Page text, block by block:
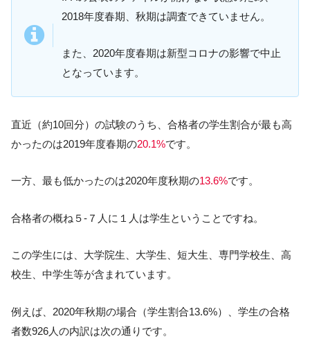
2018年度春期、秋期は調査できていません。
また、2020年度春期は新型コロナの影響で中止
となっています。
直近（約10回分）の試験のうち、合格者の学生割合が最も高
かったのは2019年度春期の20.1%です。
一方、最も低かったのは2020年度秋期の13.6%です。
合格者の概ね５-７人に１人は学生ということですね。
この学生には、大学院生、大学生、短大生、専門学校生、高
校生、中学生等が含まれています。
例えば、2020年秋期の場合（学生割合13.6%）、学生の合格
者数926人の内訳は次の通りです。